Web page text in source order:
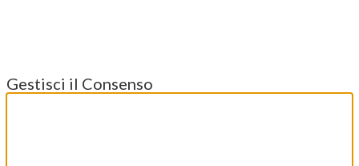
Gestisci il Consenso